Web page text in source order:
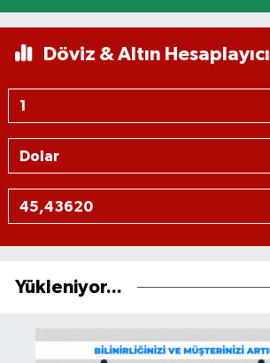
Döviz & Altın Hesaplayıcı
Yükleniyor...